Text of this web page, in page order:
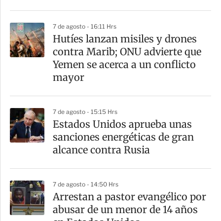
7 de agosto - 16:11 Hrs
Hutíes lanzan misiles y drones
contra Marib; ONU advierte que
Yemen se acerca a un conflicto
mayor
7 de agosto - 15:15 Hrs
Estados Unidos aprueba unas
sanciones energéticas de gran
alcance contra Rusia
7 de agosto - 14:50 Hrs
Arrestan a pastor evangélico por
abusar de un menor de 14 años